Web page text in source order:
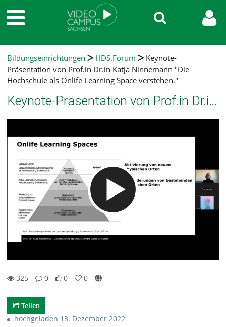
Bildungseinrichtungen HDS.Forum
Keynote-
Präsentation von Prof.in Dr.in Katja Ninnemann "Die
Hochschule als Onlife Learning Space verstehen."
Keynote-Präsentation von Prof.in Dr.in Katja Ninnemann "Die Hochschule als Onlife Learning Space verstehen."
325
0
0
0
Teilen
hochgeladen 13. Dezember 2022